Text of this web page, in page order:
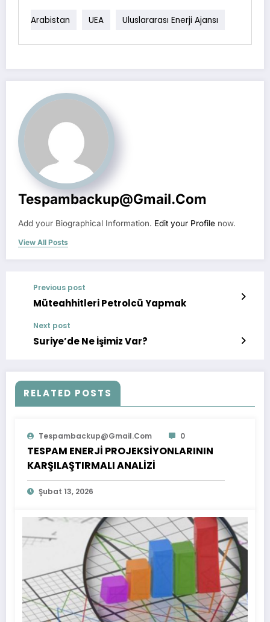
Arabistan UEA Uluslararası Enerji Ajansı
Tespambackup@gmail.com
Add your Biographical Information. Edit your Profile now.
View All Posts
Previous post
Müteahhitleri Petrolcü Yapmak
Next post
Suriye’de Ne İşimiz Var?
RELATED POSTS
Tespambackup@gmail.com 0
TESPAM ENERJİ PROJEKSİYONLARININ
KARŞILAŞTIRMALI ANALİZİ
Şubat 13, 2026